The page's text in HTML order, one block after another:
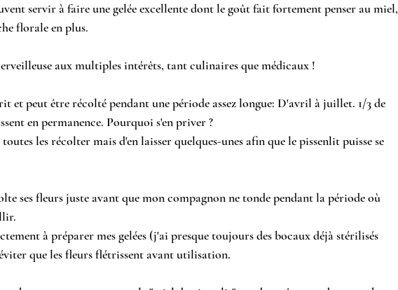
servir à faire une gelée excellente dont le goût fait fortement penser au miel,
florale en plus.
aux multiples intérêts, tant culinaires que médicaux !
et peut être récolté pendant une période assez longue: D'avril à juillet. 1/3 de
en permanence. Pourquoi s'en priver ?
toutes les récolter mais d'en laisser quelques-unes afin que le pissenlit puisse se
ses fleurs juste avant que mon compagnon ne tonde pendant la période où
à préparer mes gelées (j'ai presque toujours des bocaux déjà stérilisés
que les fleurs flétrissent avant utilisation.